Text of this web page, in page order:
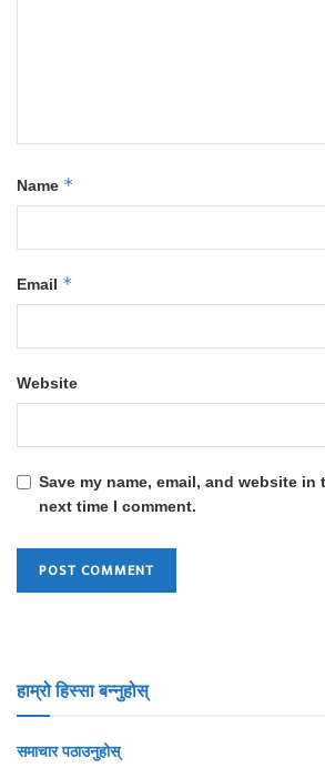
Name *
Email *
Website
Save my name, email, and website
next time I comment.
हाम्रो हिस्सा बन्नुहोस्
समाचार पठाउनुहोस्